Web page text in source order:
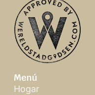
Menú
Hogar